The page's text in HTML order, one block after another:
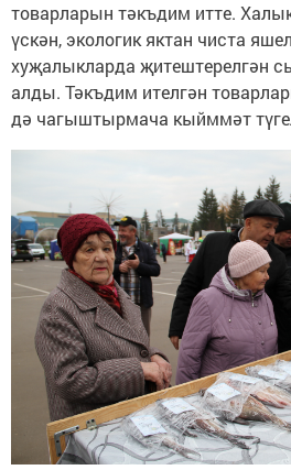
товарларын тәкъдим итте.
үскән, экологик яктан чиста
хуҗалыкларда җитештерелгән
алды. Тәкъдим ителгән
дә чагыштырмача кыйммәт